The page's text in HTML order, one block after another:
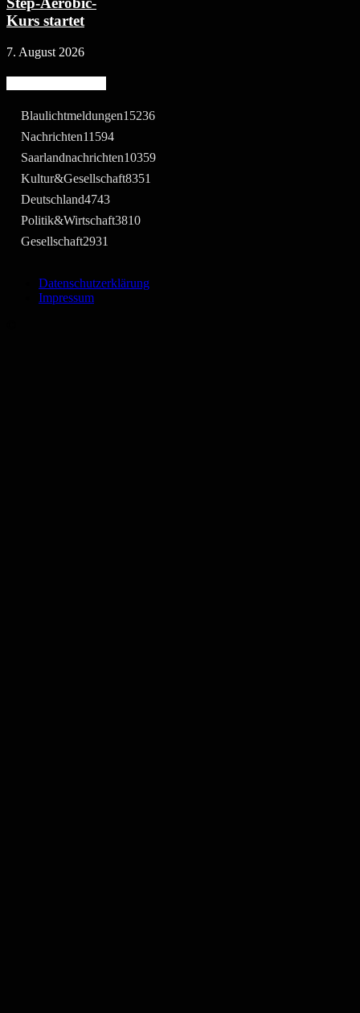
Kurs startet
7. August 2026
Blaulichtmeldungen15236
Nachrichten11594
Saarlandnachrichten10359
Kultur&Gesellschaft8351
Deutschland4743
Politik&Wirtschaft3810
Gesellschaft2931
Datenschutzerklärung
Impressum